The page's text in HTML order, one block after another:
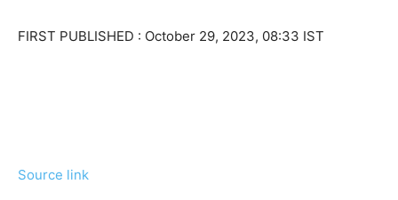
FIRST PUBLISHED : October 29, 2023, 08:33 IST
Source link